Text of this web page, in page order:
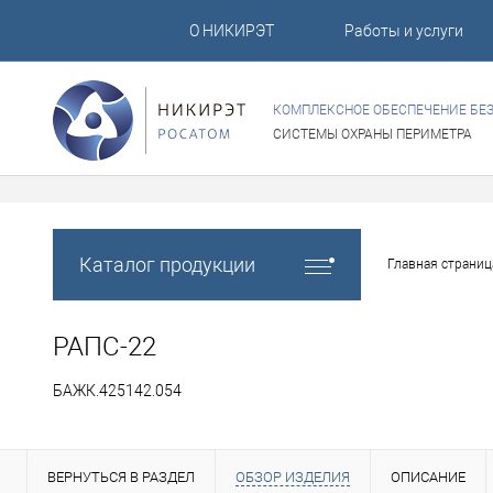
О НИКИРЭТ Работы и услуги
КОМПЛЕКСНОЕ ОБЕСПЕЧЕНИЕ
СИСТЕМЫ ОХРАНЫ ПЕРИМЕТРА
Каталог продукции Главная
РАПС-22
БАЖК.425142.054
ВЕРНУТЬСЯ В РАЗДЕЛ ОБЗОР ИЗДЕЛИЯ ОПИСАНИЕ